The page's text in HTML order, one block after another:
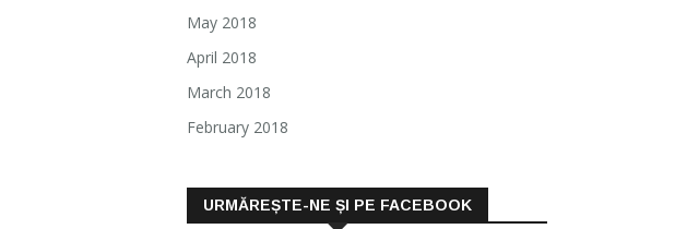
May 2018
April 2018
March 2018
February 2018
URMĂREȘTE-NE ȘI PE FACEBOOK